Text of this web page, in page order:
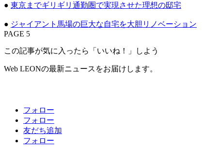
● 東京までギリギリ通勤圏で実現させた理想の邸宅
● ジャイアント馬場の巨大な自宅を大胆リノベーション
PAGE 5
この記事が気に入ったら「いいね！」しよう
Web LEONの最新ニュースをお届けします。
フォロー
フォロー
友だち追加
フォロー